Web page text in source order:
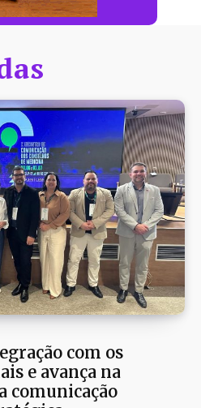
com os
e avança na
comunicação